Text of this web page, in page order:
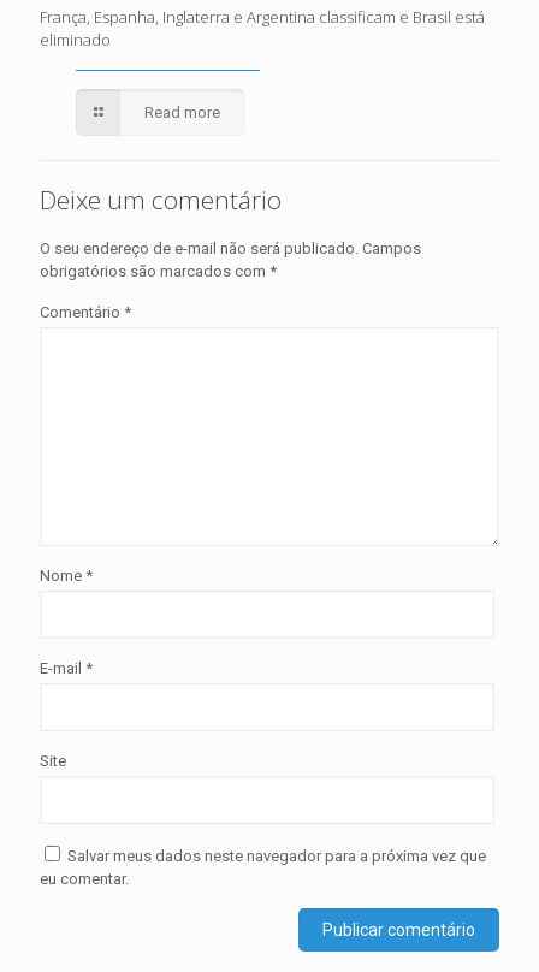
França, Espanha, Inglaterra e Argentina classificam e Brasil está
eliminado
Read more
Deixe um comentário
O seu endereço de e-mail não será publicado. Campos
obrigatórios são marcados com *
Comentário *
Nome *
E-mail *
Site
Salvar meus dados neste navegador para a próxima vez que
eu comentar.